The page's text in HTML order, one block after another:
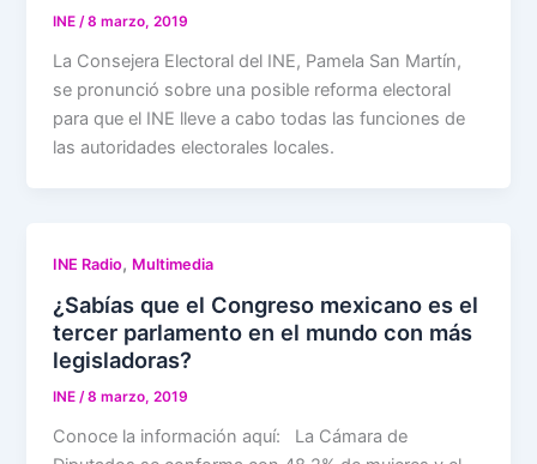
INE/8 marzo, 2019
La Consejera Electoral del INE, Pamela San Martín,
se pronunció sobre una posible reforma electoral
para que el INE lleve a cabo todas las funciones de
las autoridades electorales locales.
INE Radio, Multimedia
¿Sabías que el Congreso mexicano es el
tercer parlamento en el mundo con más
legisladoras?
INE/8 marzo, 2019
Conoce la información aquí: La Cámara de